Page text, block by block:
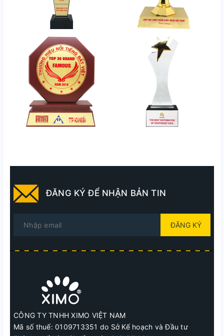
ĐĂNG KÝ ĐỂ NHẬN BẢN TIN
ĐĂNG KÝ
CÔNG TY TNHH XIMO VIỆT NAM
Mã số thuế: 0109713351 do Sở Kế hoạch và Đầu tư